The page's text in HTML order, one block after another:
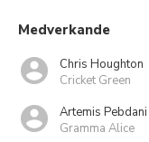
Medverkande
Chris Houghton
Cricket Green
Artemis Pebdani
Gramma Alice